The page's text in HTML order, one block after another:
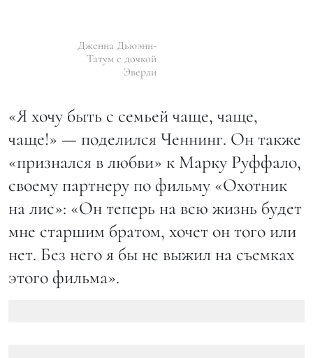
Дженна Дьюэнн-
Татум с дочкой
Эверли
«Я хочу быть с семьей чаще, чаще,
чаще!» — поделился Ченнинг. Он также
«признался в любви» к Марку Руффало,
своему партнеру по фильму «Охотник
на лис»: «Он теперь на всю жизнь будет
мне старшим братом, хочет он того или
нет. Без него я бы не выжил на съемках
этого фильма».